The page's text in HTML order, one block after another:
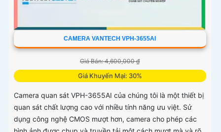
CAMERA VANTECH VPH-3655AI
Giá Bán: 4,600,000 ₫
Giá Khuyến Mại: 30%
Camera quan sát VPH-3655AI của chúng tôi là một thiết bị
quan sát chất lượng cao với nhiều tính năng ưu việt. Sử
dụng công nghệ CMOS mượt hơn, camera cho phép các